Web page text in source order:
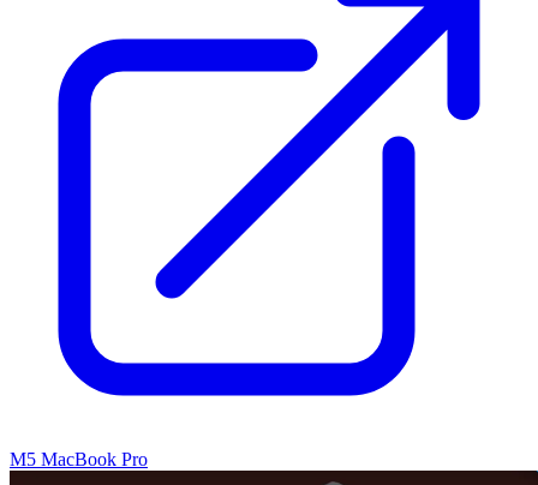
M5 MacBook Pro